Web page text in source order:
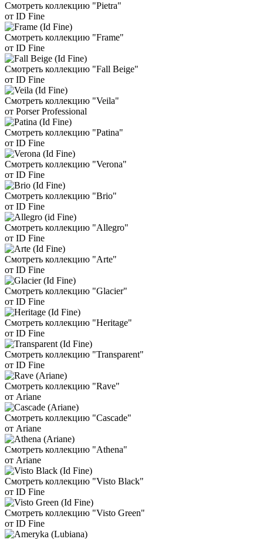
Смотреть коллекцию "Pietra"
от ID Fine
Смотреть коллекцию "Frame"
от ID Fine
Смотреть коллекцию "Fall Beige"
от ID Fine
Смотреть коллекцию "Veila"
от Porser Professional
Смотреть коллекцию "Patina"
от ID Fine
Смотреть коллекцию "Verona"
от ID Fine
Смотреть коллекцию "Brio"
от ID Fine
Смотреть коллекцию "Allegro"
от ID Fine
Смотреть коллекцию "Arte"
от ID Fine
Смотреть коллекцию "Glacier"
от ID Fine
Смотреть коллекцию "Heritage"
от ID Fine
Смотреть коллекцию "Transparent"
от ID Fine
Смотреть коллекцию "Rave"
от Ariane
Смотреть коллекцию "Cascade"
от Ariane
Смотреть коллекцию "Athena"
от Ariane
Смотреть коллекцию "Visto Black"
от ID Fine
Смотреть коллекцию "Visto Green"
от ID Fine